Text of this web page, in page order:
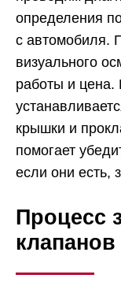
определения
с автомобиля.
визуального
работы и цена.
крышки и
помогает
если они есть,
Процесс